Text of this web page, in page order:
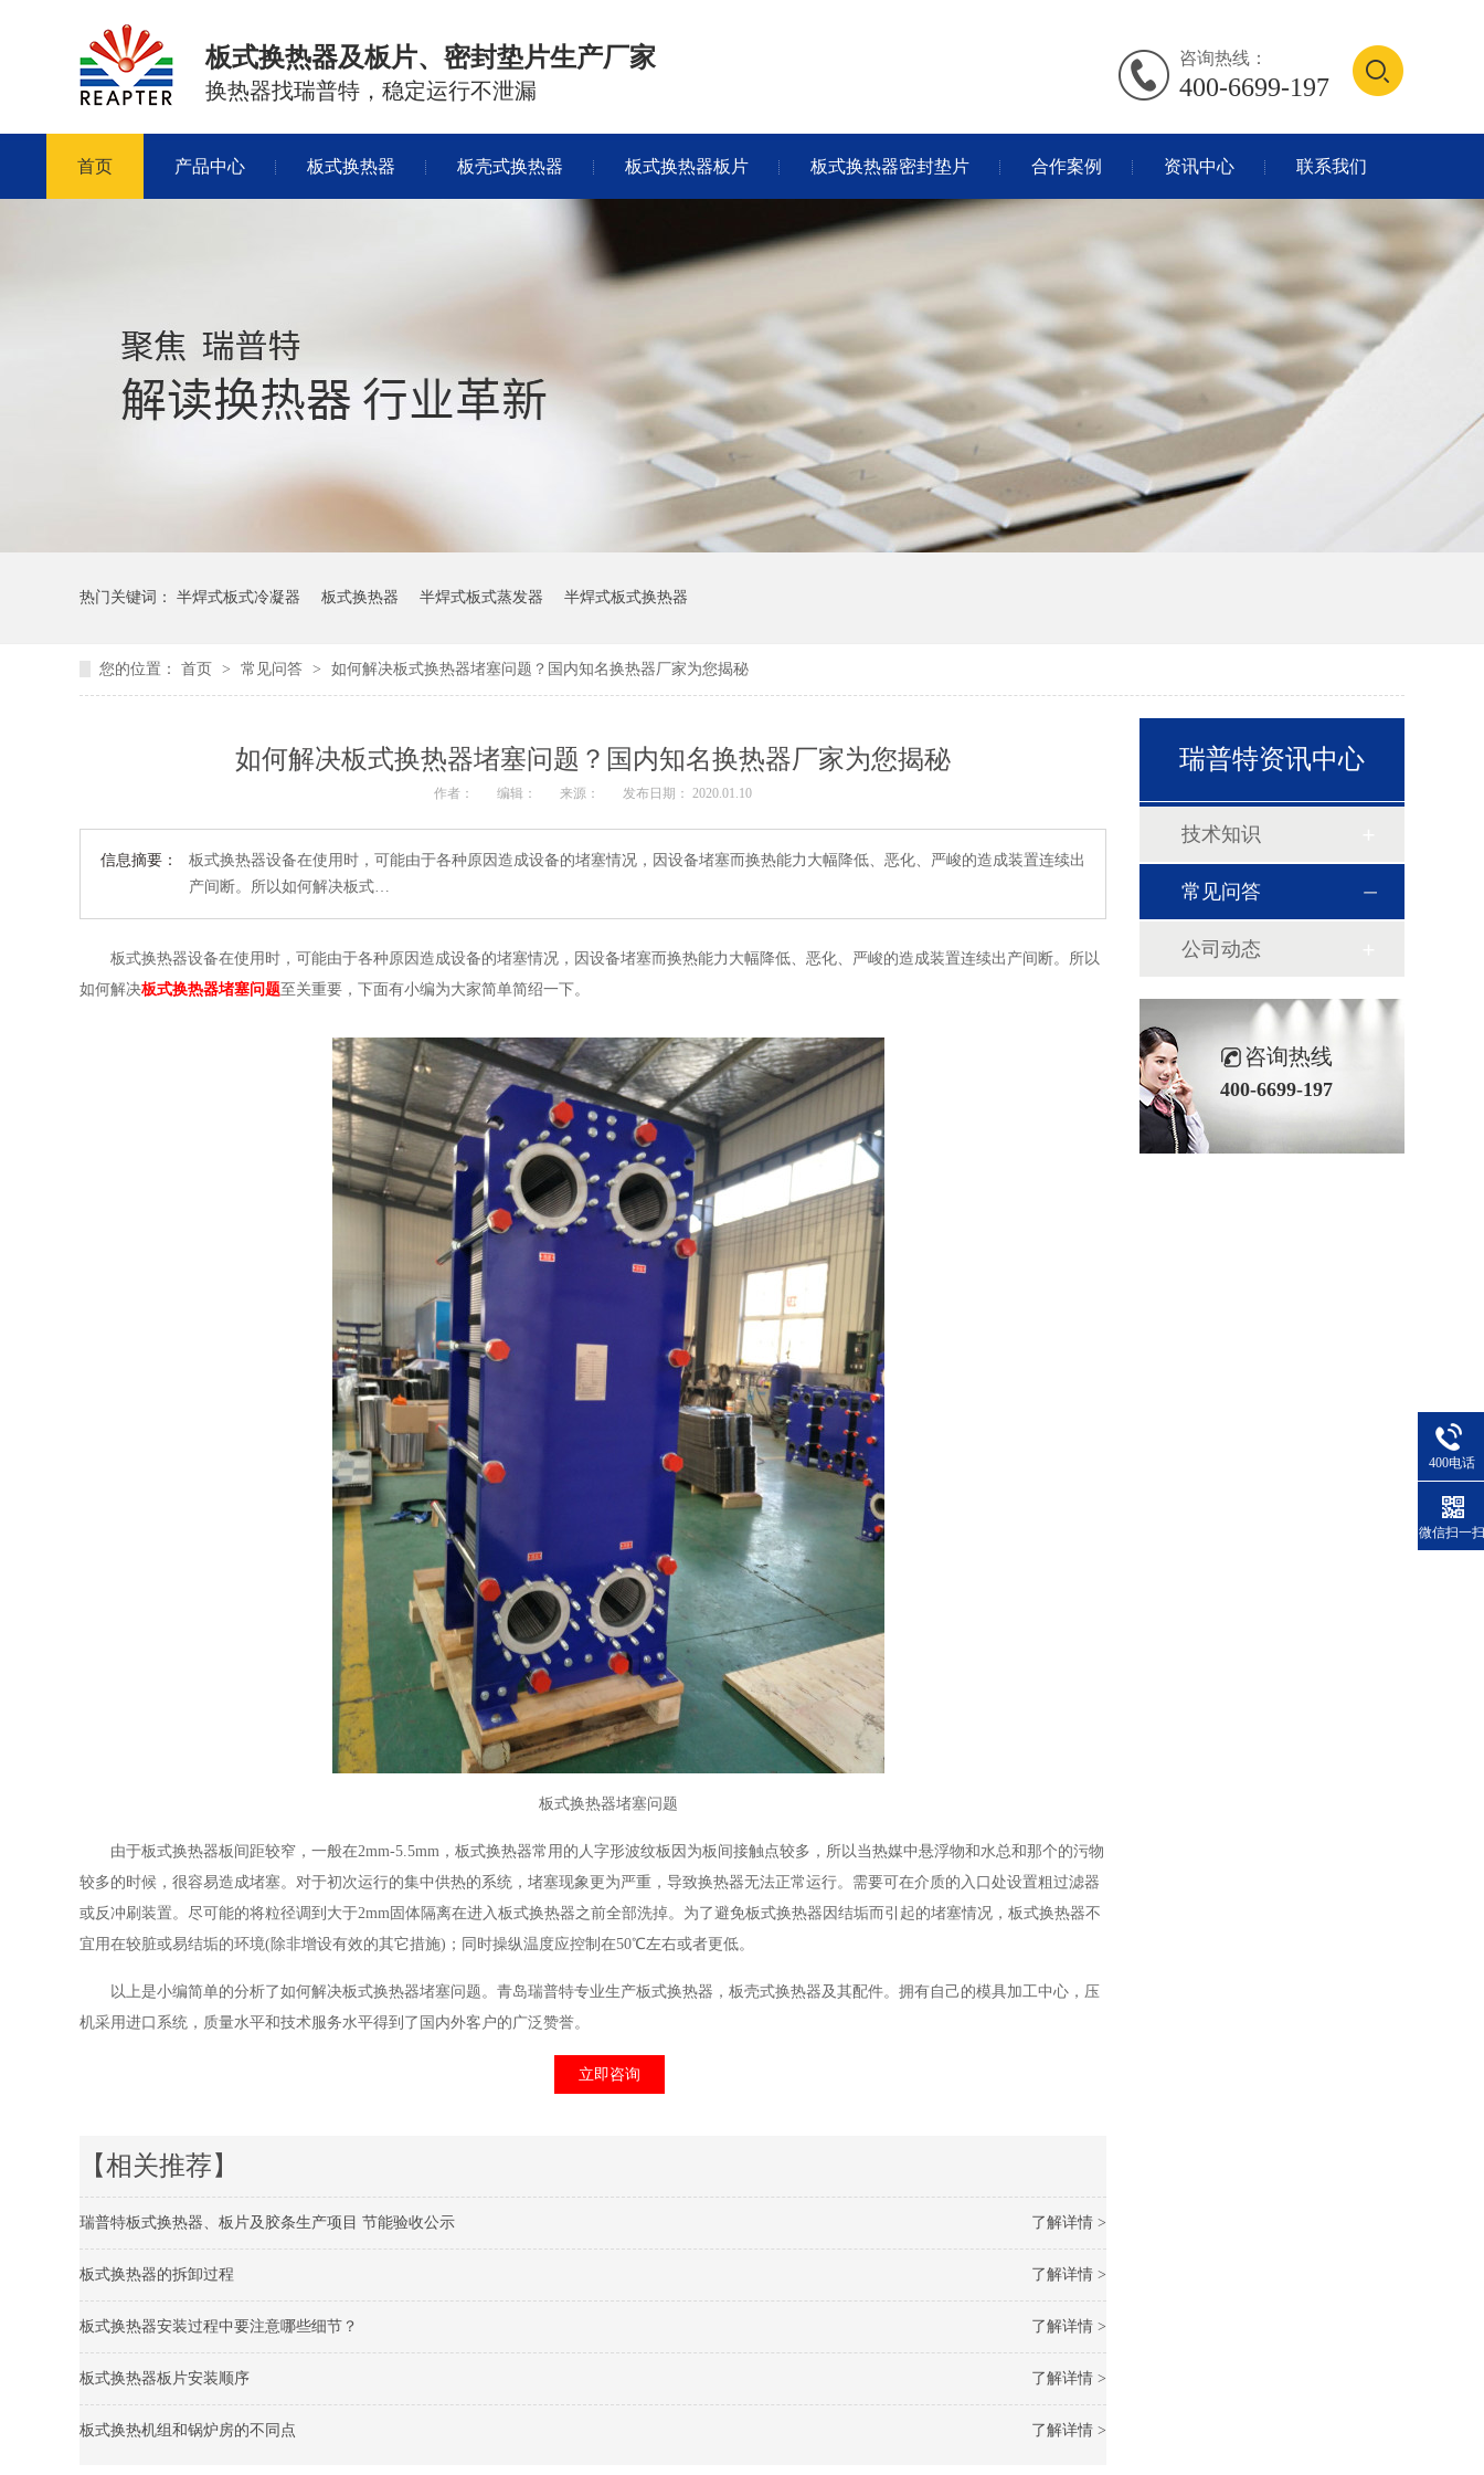
板式换热器及板片、密封垫片生产厂家
换热器找瑞普特，稳定运行不泄漏
咨询热线：
400-6699-197
首页 产品中心 板式换热器 板壳式换热器 板式换热器板片 板式换热器密封垫片 合作案例 资讯中心 联系我们
热门关键词： 半焊式板式冷凝器 板式换热器 半焊式板式蒸发器 半焊式板式换热器
您的位置： 首页 > 常见问答 > 如何解决板式换热器堵塞问题？国内知名换热器厂家为您揭秘
如何解决板式换热器堵塞问题？国内知名换热器厂家为您揭秘
作者： 编辑： 来源： 发布日期： 2020.01.10
信息摘要：
板式换热器设备在使用时，可能由于各种原因造成设备的堵塞情况，因设备堵塞而换热能力大幅降低、恶化、严峻的造成装置连续出
产间断。所以如何解决板式…
板式换热器设备在使用时，可能由于各种原因造成设备的堵塞情况，因设备堵塞而换热能力大幅降低、恶化、严峻的造成装置连续出产间断。所以
如何解决板式换热器堵塞问题至关重要，下面有小编为大家简单简绍一下。
板式换热器堵塞问题
由于板式换热器板间距较窄，一般在2mm-5.5mm，板式换热器常用的人字形波纹板因为板间接触点较多，所以当热媒中悬浮物和水总和那个的污物
较多的时候，很容易造成堵塞。对于初次运行的集中供热的系统，堵塞现象更为严重，导致换热器无法正常运行。需要可在介质的入口处设置粗过滤器
或反冲刷装置。尽可能的将粒径调到大于2mm固体隔离在进入板式换热器之前全部洗掉。为了避免板式换热器因结垢而引起的堵塞情况，板式换热器不
宜用在较脏或易结垢的环境(除非增设有效的其它措施)；同时操纵温度应控制在50℃左右或者更低。
以上是小编简单的分析了如何解决板式换热器堵塞问题。青岛瑞普特专业生产板式换热器，板壳式换热器及其配件。拥有自己的模具加工中心，压
机采用进口系统，质量水平和技术服务水平得到了国内外客户的广泛赞誉。
立即咨询
【相关推荐】
了解详情 >
瑞普特板式换热器、板片及胶条生产项目 节能验收公示
了解详情 >
板式换热器的拆卸过程
了解详情 >
板式换热器安装过程中要注意哪些细节？
了解详情 >
板式换热器板片安装顺序
了解详情 >
板式换热机组和锅炉房的不同点
瑞普特资讯中心
技术知识
常见问答
公司动态
咨询热线
400-6699-197
400电话
微信扫一扫